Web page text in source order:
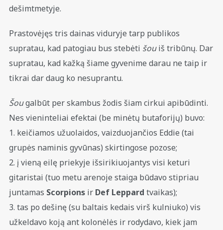
dešimtmetyje.
Prastovėjęs tris dainas viduryje tarp publikos
supratau, kad patogiau bus stebėti šouiš tribūnų. Dar
supratau, kad kažką šiame gyvenime darau ne taip ir
tikrai dar daug ko nesuprantu.
Šougalbūt per skambus žodis šiam cirkui apibūdinti.
Nes vieninteliai efektai (be minėtų butaforijų) buvo:
1. keičiamos užuolaidos, vaizduojančios Eddie (tai
grupės naminis gyvūnas) skirtingose pozose;
2. į vieną eilę priekyje išsirikiuojantys visi keturi
gitaristai (tuo metu arenoje staiga būdavo stipriau
juntamas Scorpionsir Def Leppard tvaikas);
3. tas po dešinę (su baltais kedais virš kulniuko) vis
užkeldavo koją ant kolonėlės ir rodydavo, kiek jam